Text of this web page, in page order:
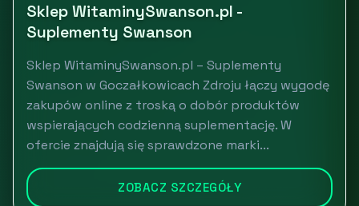
Sklep WitaminySwanson.pl -
Suplementy Swanson
Sklep WitaminySwanson.pl – Suplementy
Swanson w Goczałkowicach Zdroju łączy wygodę
zakupów online z troską o dobór produktów
wspierających codzienną suplementację. W
ofercie znajdują się sprawdzone marki...
ZOBACZ SZCZEGÓŁY